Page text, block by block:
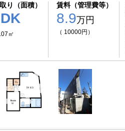
り（面積）
㎡
賃料（管理費等）
8.9万円
（ 10000円）